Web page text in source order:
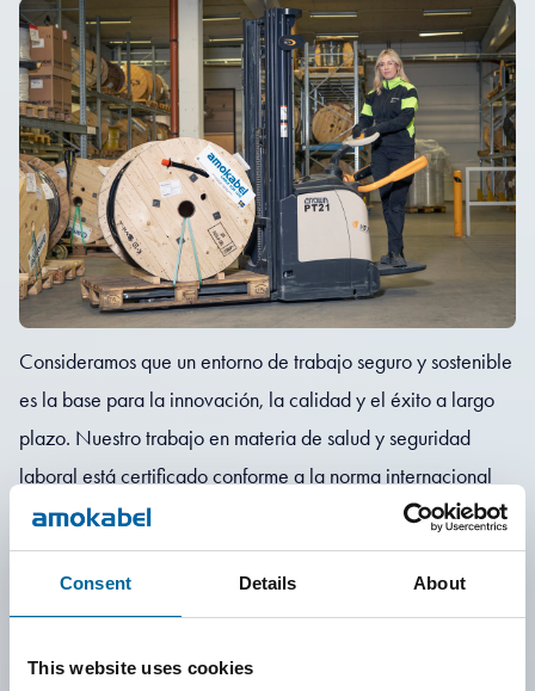
Consent Details About
This website uses cookies
Consideramos que un entorno de trabajo seguro y sostenible
es la base para la innovación, la calidad y el éxito a largo
plazo. Nuestro trabajo en materia de salud y seguridad
laboral está certificado conforme a la norma internacional
ISO 45001, lo que garantiza un enfoque sistemático y en
mejora continua.
Nos comprometemos a prevenir los riesgos laborales,
de trabajo positivo e inclusivo. Los procedimientos de